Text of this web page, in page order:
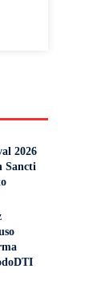
2026
Sancti